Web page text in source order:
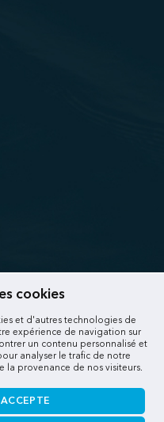
cookies
et d'autres technologies de
expérience de navigation sur
un contenu personnalisé et
analyser le trafic de notre
la provenance de nos visiteurs.
personnels